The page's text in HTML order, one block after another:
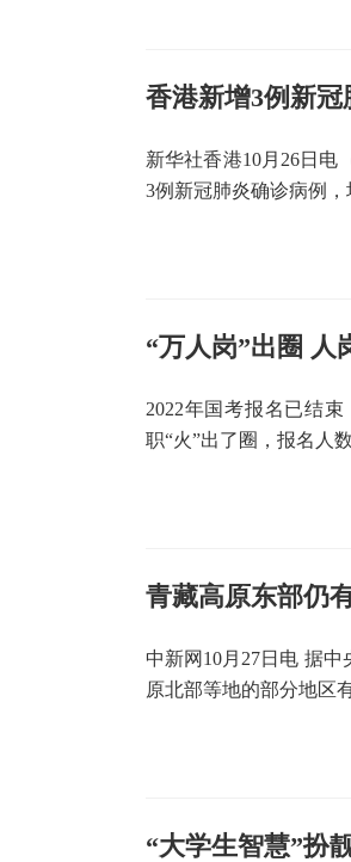
香港新增3例新冠
新华社香港10月26日电
3例新冠肺炎确诊病例，
“万人岗”出圈 人
2022年国考报名已结
职“火”出了圈，报名人
青藏高原东部仍
中新网10月27日电 据
原北部等地的部分地区
“大学生智慧”扮